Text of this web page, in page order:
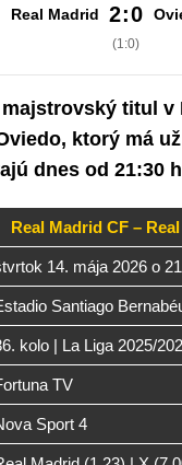
Real Madrid 2:0
(1:0)
titul v
ktorý má
dnes od 21:30
Real Madrid CF –
14. mája 2026 o
Santiago
kolo | La Liga 2025/
TV
Sport 4